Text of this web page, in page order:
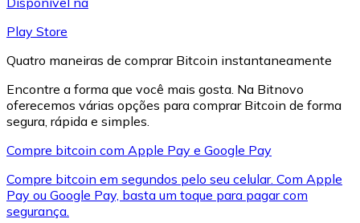
XRP
XRP
Play Store
Quatro maneiras de comprar Bitcoin instantaneamente
Encontre a forma que você mais gosta. Na Bitnovo
oferecemos várias opções para comprar Bitcoin de forma
segura, rápida e simples.
Compre bitcoin com Apple Pay e Google Pay
Compre bitcoin em segundos pelo seu celular. Com Apple
Pay ou Google Pay, basta um toque para pagar com
segurança.